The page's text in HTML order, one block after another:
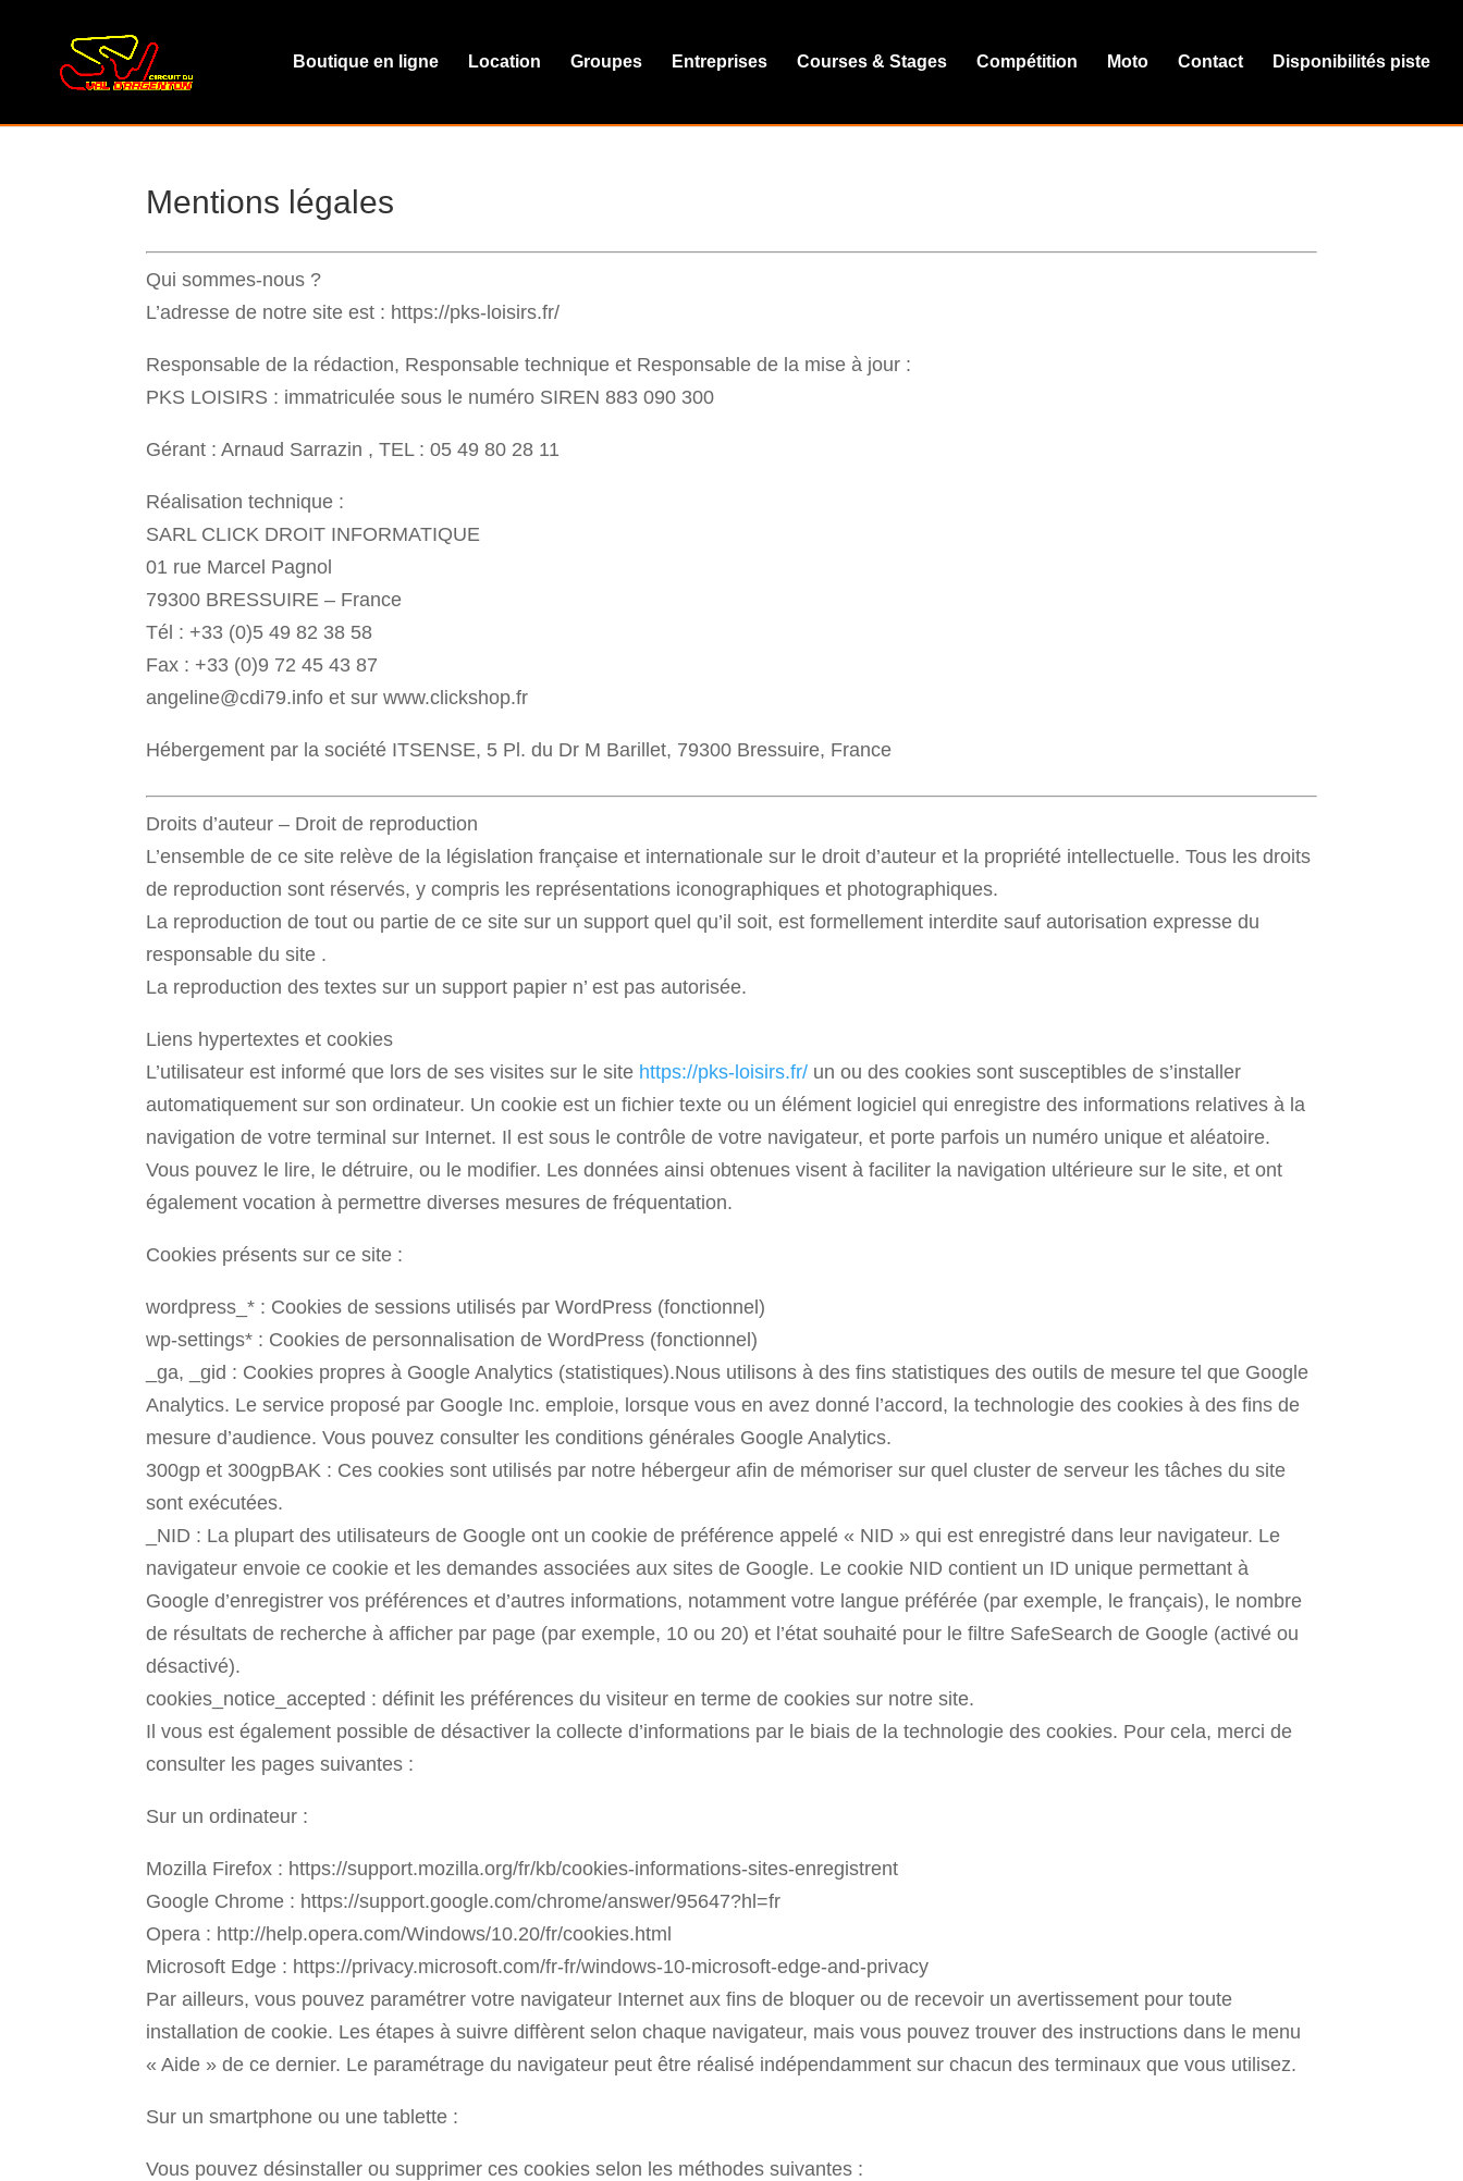
Boutique en ligne Location Groupes Entreprises Courses & Stages Compétition Moto Contact Disponibilités piste
Mentions légales
Qui sommes-nous ?
L’adresse de notre site est : https://pks-loisirs.fr/
Responsable de la rédaction, Responsable technique et Responsable de la mise à jour :
PKS LOISIRS : immatriculée sous le numéro SIREN 883 090 300
Gérant : Arnaud Sarrazin , TEL : 05 49 80 28 11
Réalisation technique :
SARL CLICK DROIT INFORMATIQUE
01 rue Marcel Pagnol
79300 BRESSUIRE – France
Tél : +33 (0)5 49 82 38 58
Fax : +33 (0)9 72 45 43 87
angeline@cdi79.info et sur www.clickshop.fr
Hébergement par la société ITSENSE, 5 Pl. du Dr M Barillet, 79300 Bressuire, France
Droits d’auteur – Droit de reproduction
L’ensemble de ce site relève de la législation française et internationale sur le droit d’auteur et la propriété intellectuelle. Tous les droits
de reproduction sont réservés, y compris les représentations iconographiques et photographiques.
La reproduction de tout ou partie de ce site sur un support quel qu’il soit, est formellement interdite sauf autorisation expresse du
responsable du site .
La reproduction des textes sur un support papier n’ est pas autorisée.
Liens hypertextes et cookies
L’utilisateur est informé que lors de ses visites sur le site https://pks-loisirs.fr/ un ou des cookies sont susceptibles de s’installer
automatiquement sur son ordinateur. Un cookie est un fichier texte ou un élément logiciel qui enregistre des informations relatives à la
navigation de votre terminal sur Internet. Il est sous le contrôle de votre navigateur, et porte parfois un numéro unique et aléatoire.
Vous pouvez le lire, le détruire, ou le modifier. Les données ainsi obtenues visent à faciliter la navigation ultérieure sur le site, et ont
également vocation à permettre diverses mesures de fréquentation.
Cookies présents sur ce site :
wordpress_* : Cookies de sessions utilisés par WordPress (fonctionnel)
wp-settings* : Cookies de personnalisation de WordPress (fonctionnel)
_ga, _gid : Cookies propres à Google Analytics (statistiques).Nous utilisons à des fins statistiques des outils de mesure tel que Google
Analytics. Le service proposé par Google Inc. emploie, lorsque vous en avez donné l’accord, la technologie des cookies à des fins de
mesure d’audience. Vous pouvez consulter les conditions générales Google Analytics.
300gp et 300gpBAK : Ces cookies sont utilisés par notre hébergeur afin de mémoriser sur quel cluster de serveur les tâches du site
sont exécutées.
_NID : La plupart des utilisateurs de Google ont un cookie de préférence appelé « NID » qui est enregistré dans leur navigateur. Le
navigateur envoie ce cookie et les demandes associées aux sites de Google. Le cookie NID contient un ID unique permettant à
Google d’enregistrer vos préférences et d’autres informations, notamment votre langue préférée (par exemple, le français), le nombre
de résultats de recherche à afficher par page (par exemple, 10 ou 20) et l’état souhaité pour le filtre SafeSearch de Google (activé ou
désactivé).
cookies_notice_accepted : définit les préférences du visiteur en terme de cookies sur notre site.
Il vous est également possible de désactiver la collecte d’informations par le biais de la technologie des cookies. Pour cela, merci de
consulter les pages suivantes :
Sur un ordinateur :
Mozilla Firefox : https://support.mozilla.org/fr/kb/cookies-informations-sites-enregistrent
Google Chrome : https://support.google.com/chrome/answer/95647?hl=fr
Opera : http://help.opera.com/Windows/10.20/fr/cookies.html
Microsoft Edge : https://privacy.microsoft.com/fr-fr/windows-10-microsoft-edge-and-privacy
Par ailleurs, vous pouvez paramétrer votre navigateur Internet aux fins de bloquer ou de recevoir un avertissement pour toute
installation de cookie. Les étapes à suivre diffèrent selon chaque navigateur, mais vous pouvez trouver des instructions dans le menu
« Aide » de ce dernier. Le paramétrage du navigateur peut être réalisé indépendamment sur chacun des terminaux que vous utilisez.
Sur un smartphone ou une tablette :
Vous pouvez désinstaller ou supprimer ces cookies selon les méthodes suivantes :